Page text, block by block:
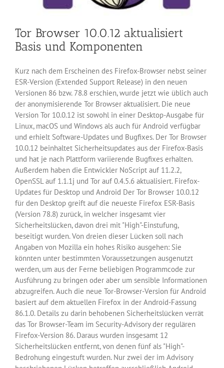
Tor Browser 10.0.12 aktualisiert
Basis und Komponenten
Kurz nach dem Erscheinen des Firefox-Browser nebst seiner
ESR-Version (Extended Support Release) in den neuen
Versionen 86 bzw. 78.8 erschien, wurde jetzt wie üblich auch
der anonymisierende Tor Browser aktualisiert. Die neue
Version Tor 10.0.12 ist sowohl in einer Desktop-Ausgabe für
Linux, macOS und Windows als auch für Android verfügbar
und erhielt Software-Updates und Bugfixes. Der Tor Browser
10.0.12 beinhaltet Sicherheitsupdates aus der Firefox-Basis
und hat je nach Plattform variierende Bugfixes erhalten.
Außerdem haben die Entwickler NoScript auf 11.2.2,
OpenSSL auf 1.1.1j und Tor auf 0.4.5.6 aktualisiert. Firefox-
Updates für Desktop und Android Der Tor Browser 10.0.12
für den Desktop greift auf die neueste Firefox ESR-Basis
(Version 78.8) zurück, in welcher insgesamt vier
Sicherheitslücken, davon drei mit "High"-Einstufung,
beseitigt wurden. Von dreien dieser Lücken soll nach
Angaben von Mozilla ein hohes Risiko ausgehen: Sie
könnten unter bestimmten Voraussetzungen ausgenutzt
werden, um aus der Ferne beliebigen Programmcode zur
Ausführung zu bringen oder aber um sensible Informationen
abzugreifen. Auch die neue Tor-Browser-Version für Android
basiert auf dem aktuellen Firefox in der Android-Fassung
86.1.0. Details zu darin behobenen Sicherheitslücken verrät
das Tor Browser-Team im Security-Advisory der regulären
Firefox-Version 86. Daraus wurden insgesamt 12
Sicherheitslücken entfernt, von denen fünf als "High"-
Bedrohung eingestuft wurden. Nur zwei der im Advisory